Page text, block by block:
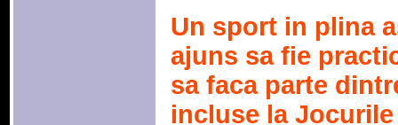
Un sport in plina
ajuns sa fie
sa faca parte
incluse la